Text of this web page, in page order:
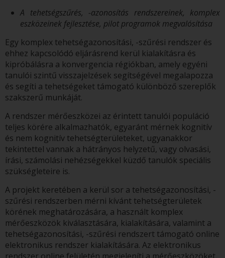
A tehetségszűrés, -azonosítás rendszereinek, komplex
eszközeinek fejlesztése, pilot programok megvalósítása
Egy komplex tehetségazonosítási, -szűrési rendszer és
ehhez kapcsolódó eljárásrend kerül kialakításra és
kipróbálásra a konvergencia régiókban, amely egyéni
tanulói szintű visszajelzések segítségével megalapozza
és segíti a tehetségeket támogató különböző szereplők
szakszerű munkáját.
A rendszer mérőeszközei az érintett tanulói populáció
teljes körére alkalmazhatók, egyaránt mérnek kognitív
és nem kognitív tehetségterületeket, ugyanakkor
tekintettel vannak a hátrányos helyzetű, vagy olvasási,
írási, számolási nehézségekkel küzdő tanulók speciális
szükségleteire is.
A projekt keretében a kerül sor a tehetségazonosítási, -
szűrési rendszerben mérni kívánt tehetségterületek
körének meghatározására, a használt komplex
mérőeszközök kiválasztására, kialakítására, valamint a
tehetségazonosítási, -szűrési rendszert támogató online
elektronikus rendszer kialakítására. Az elektronikus